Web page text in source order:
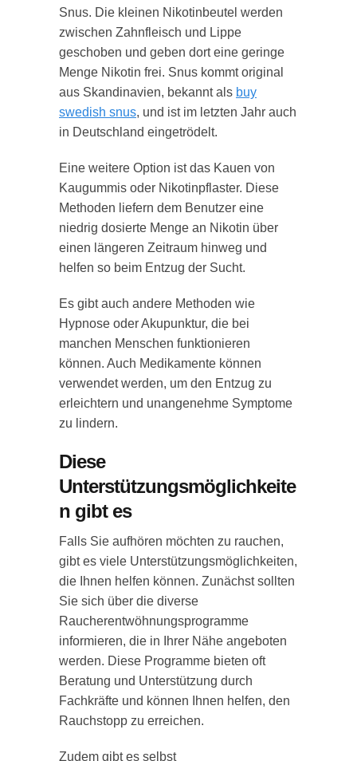
Snus. Die kleinen Nikotinbeutel werden
zwischen Zahnfleisch und Lippe
geschoben und geben dort eine geringe
Menge Nikotin frei. Snus kommt original
aus Skandinavien, bekannt als buy
swedish snus, und ist im letzten Jahr auch
in Deutschland eingetrödelt.
Eine weitere Option ist das Kauen von
Kaugummis oder Nikotinpflaster. Diese
Methoden liefern dem Benutzer eine
niedrig dosierte Menge an Nikotin über
einen längeren Zeitraum hinweg und
helfen so beim Entzug der Sucht.
Es gibt auch andere Methoden wie
Hypnose oder Akupunktur, die bei
manchen Menschen funktionieren
können. Auch Medikamente können
verwendet werden, um den Entzug zu
erleichtern und unangenehme Symptome
zu lindern.
Diese
Unterstützungsmöglichkeite
n gibt es
Falls Sie aufhören möchten zu rauchen,
gibt es viele Unterstützungsmöglichkeiten,
die Ihnen helfen können. Zunächst sollten
Sie sich über die diverse
Raucherentwöhnungsprogramme
informieren, die in Ihrer Nähe angeboten
werden. Diese Programme bieten oft
Beratung und Unterstützung durch
Fachkräfte und können Ihnen helfen, den
Rauchstopp zu erreichen.
Zudem gibt es selbst